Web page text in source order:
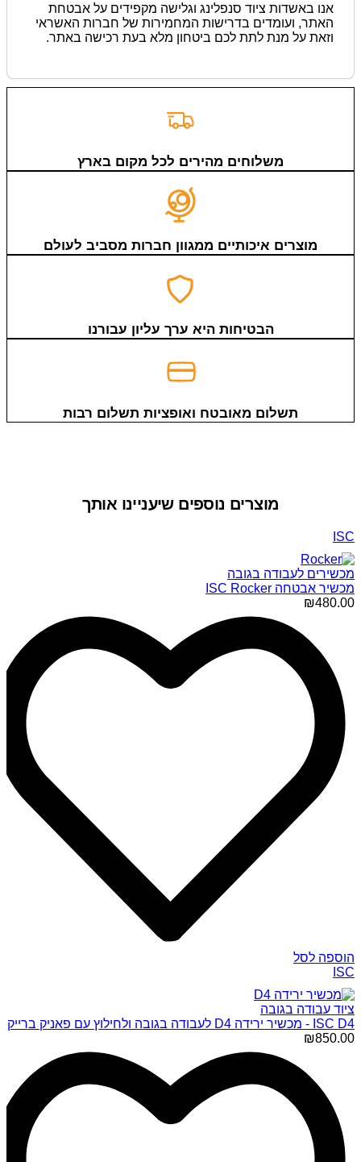
אנו באשדות ציוד סנפלינג וגלישה מקפידים על אבטחת
האתר, ועומדים בדרישות המחמירות של חברות האשראי
וזאת על מנת לתת לכם ביטחון מלא בעת רכישה באתר.
משלוחים מהירים לכל מקום בארץ
מוצרים איכותיים ממגוון חברות מסביב לעולם
הבטיחות היא ערך עליון עבורנו
תשלום מאובטח ואופציות תשלום רבות
מוצרים נוספים שיעניינו אותך
ISC
מכשירים לעבודה בגובה
מכשיר אבטחה ISC Rocker
₪480.00
הוספה לסל
ISC
ציוד עבודה בגובה
ISC D4 - מכשיר ירידה D4 לעבודה בגובה ולחילוץ עם פאניק ברייק
₪850.00